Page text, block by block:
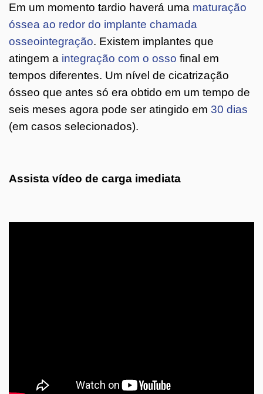
Em um momento tardio haverá uma maturação
óssea ao redor do implante chamada
osseointegração. Existem implantes que
atingem a integração com o osso final em
tempos diferentes. Um nível de cicatrização
ósseo que antes só era obtido em um tempo de
seis meses agora pode ser atingido em 30 dias
(em casos selecionados).
Assista vídeo de carga imediata